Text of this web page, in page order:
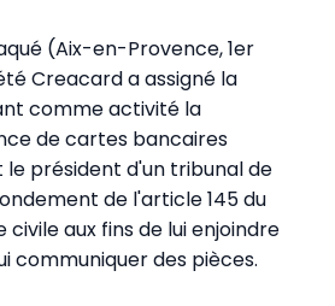
(Aix-en-Provence, 1er
Creacard a assigné la
comme activité la
de cartes bancaires
président d'un tribunal de
de l'article 145 du
aux fins de lui enjoindre
communiquer des pièces.